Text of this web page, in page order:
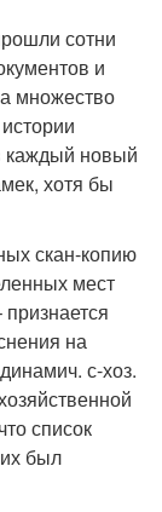
сотни
и
множество
каждый новый
хотя бы
скан-копию
мест
на
с-хоз.
список
был